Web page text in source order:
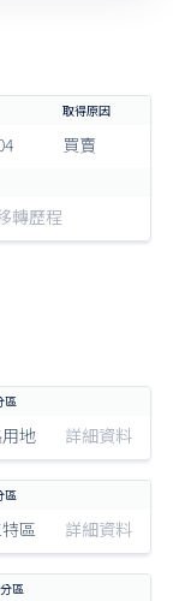
買賣
轉歷程
地 詳細資料
區 詳細資料